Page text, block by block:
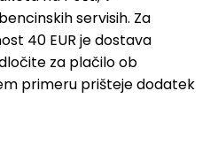
servisih. Za
40 EUR je dostava
za plačilo ob
primeru prišteje dodatek